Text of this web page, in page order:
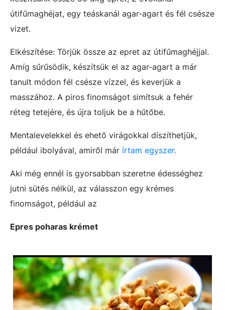
útifűmaghéjat, egy teáskanál agar-agart és fél csésze
vizet.
Elkészítése: Törjük össze az epret az útifűmaghéjjal.
Amíg sűrűsödik, készítsük el az agar-agart a már
tanult módon fél csésze vízzel, és keverjük a
masszához. A piros finomságot simítsuk a fehér
réteg tetejére, és újra toljuk be a hűtőbe.
Mentalevelekkel és ehető virágokkal díszíthetjük,
például ibolyával, amiről már írtam egyszer.
Aki még ennél is gyorsabban szeretne édességhez
jutni sütés nélkül, az válasszon egy krémes
finomságot, például az
Epres poharas krémet